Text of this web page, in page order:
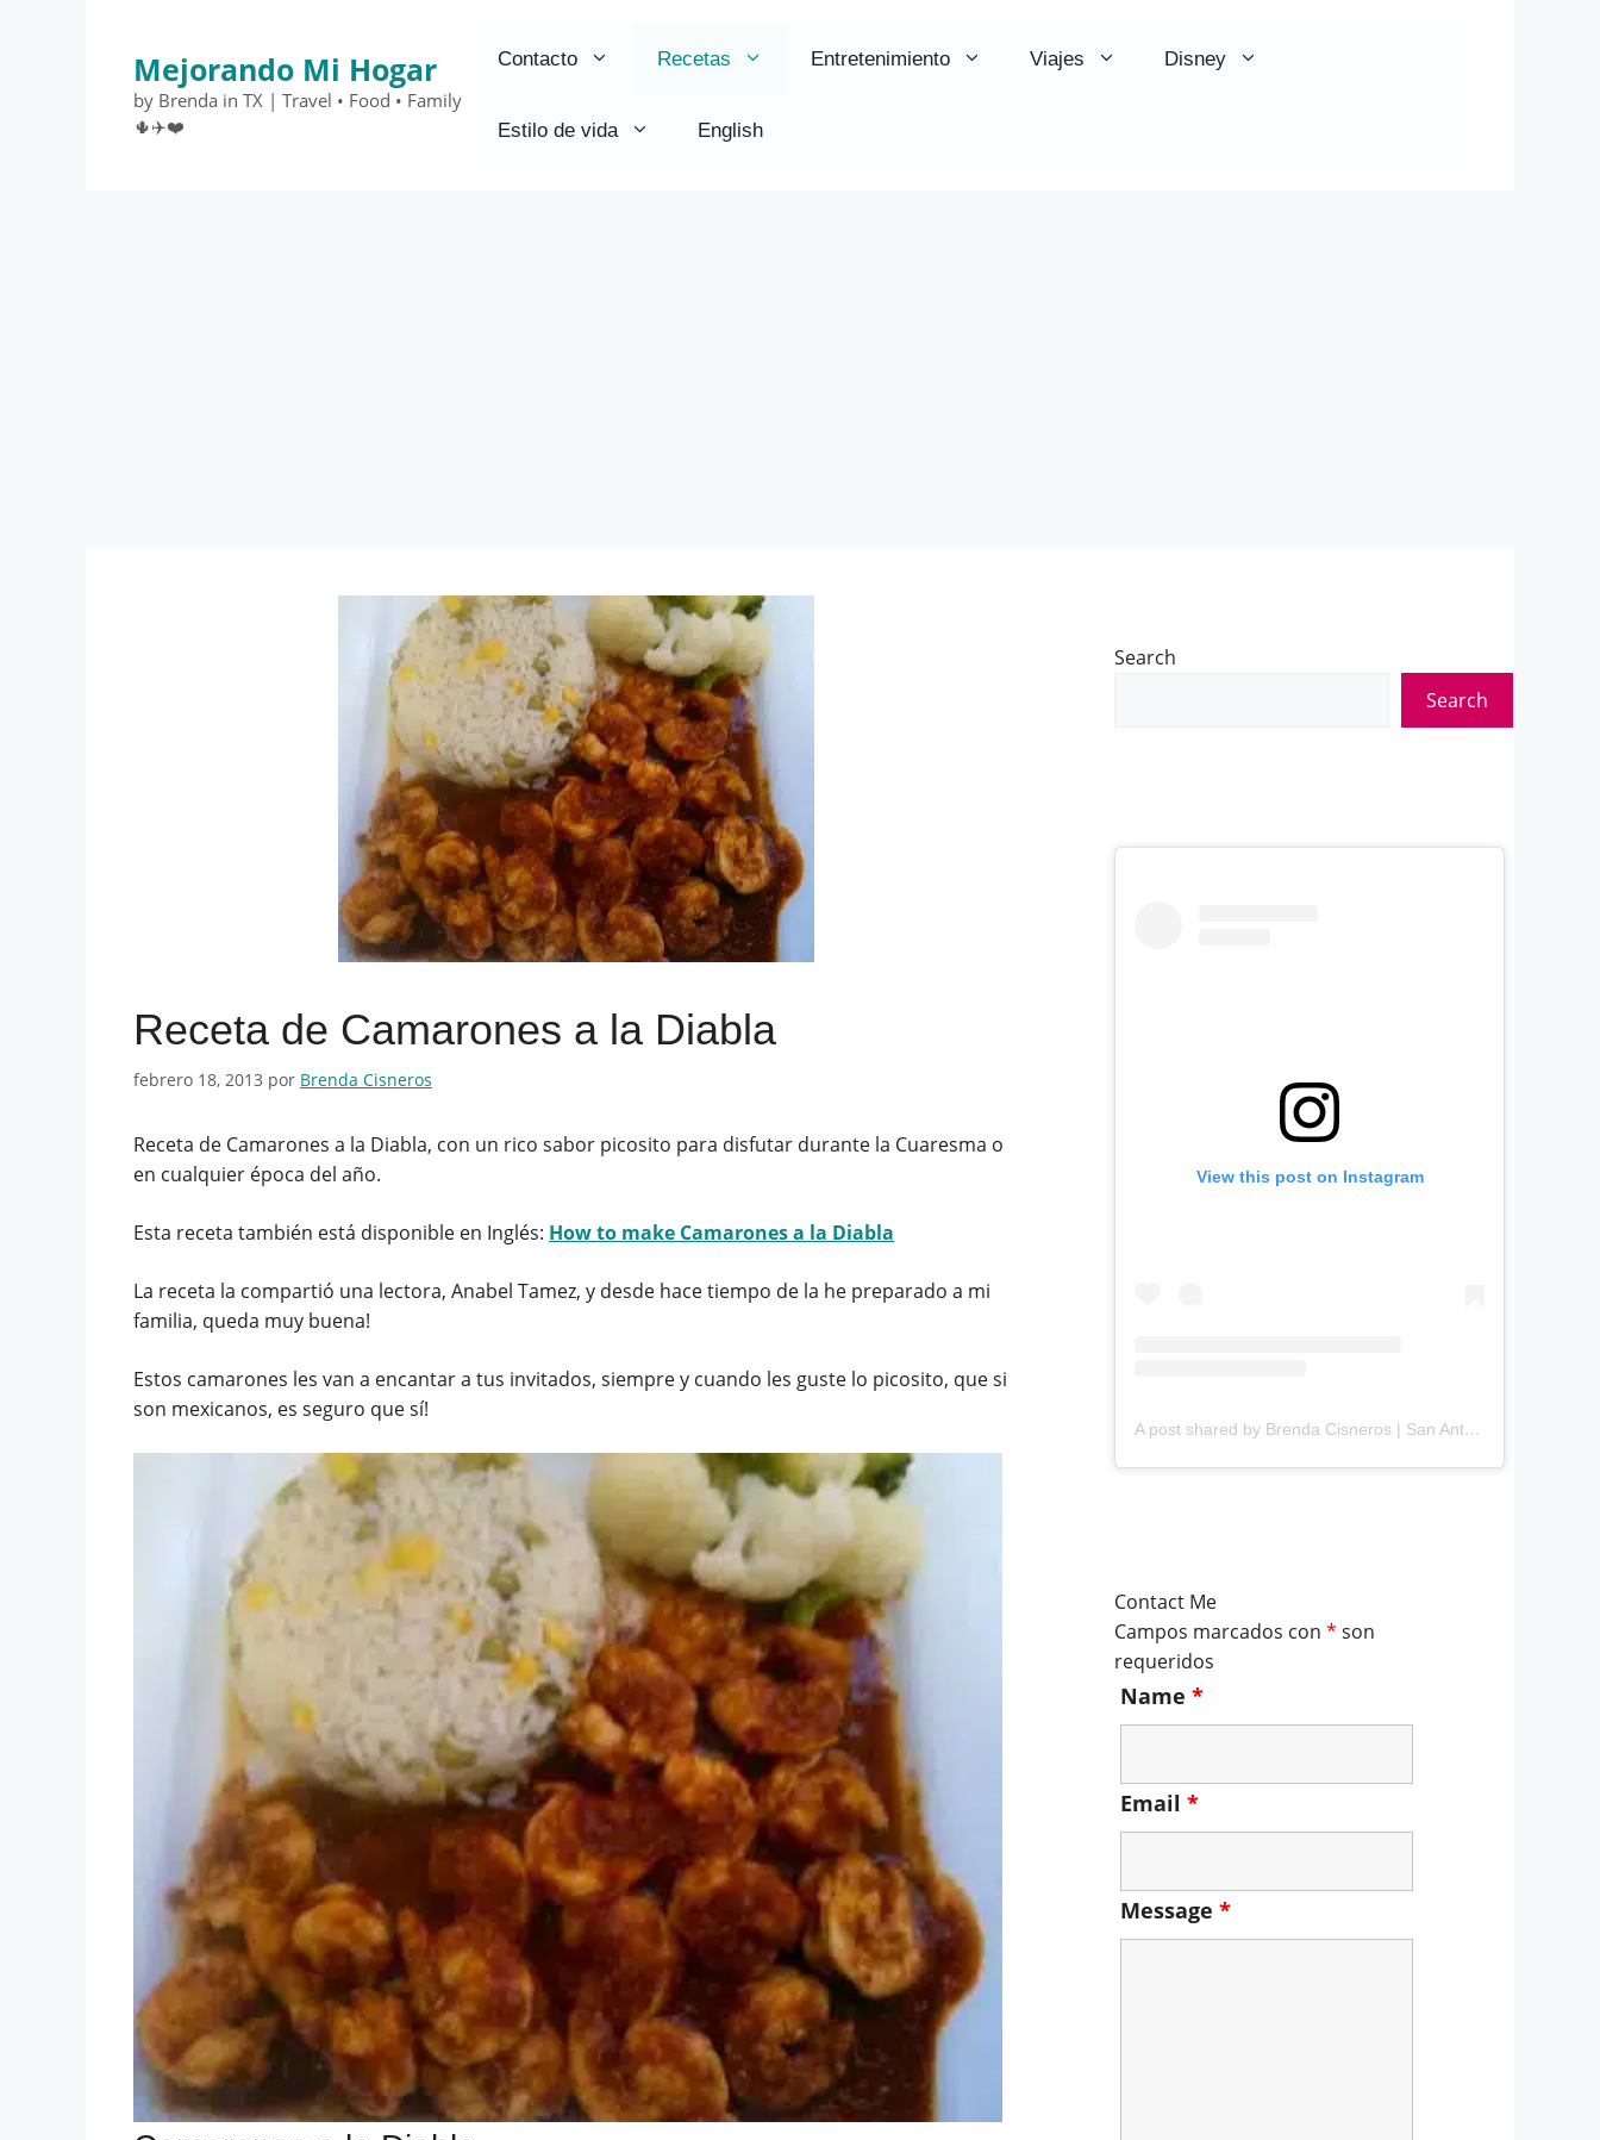
Mejorando Mi Hogar
by Brenda in TX | Travel • Food • Family
🌵✈️❤️
Contacto Recetas Entretenimiento Viajes Disney
Estilo de vida English
Receta de Camarones a la Diabla
febrero 18, 2013 por Brenda Cisneros
Receta de Camarones a la Diabla, con un rico sabor picosito para disfutar durante la Cuaresma o
en cualquier época del año.
Esta receta también está disponible en Inglés: How to make Camarones a la Diabla
La receta la compartió una lectora, Anabel Tamez, y desde hace tiempo de la he preparado a mi
familia, queda muy buena!
Estos camarones les van a encantar a tus invitados, siempre y cuando les guste lo picosito, que si
son mexicanos, es seguro que sí!
Search
Search
View this post on Instagram
A post shared by Brenda Cisneros | San Antonio Content Creator (@mejorandomihogar)
Contact Me
Campos marcados con * son
requeridos
Name *
Email *
Message *